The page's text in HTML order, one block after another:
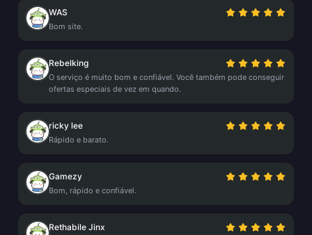
WAS
Bom site.
Rebelking
O serviço é muito bom e confiável. Você também pode conseguir
ofertas especiais de vez em quando.
ricky lee
Rápido e barato.
Gamezy
Bom, rápido e confiável.
Rethabile Jinx